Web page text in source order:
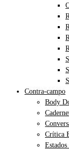
Contra-campo
Body
Crítica
Estados